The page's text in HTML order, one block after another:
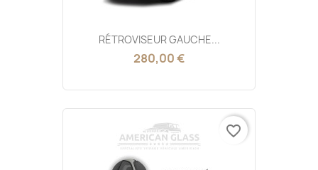
RÉTROVISEUR GAUCHE...
280,00 €
favorite_border